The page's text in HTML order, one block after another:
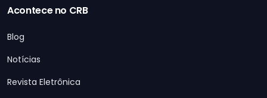
Acontece no CRB
Blog
Notícias
Revista Eletrônica